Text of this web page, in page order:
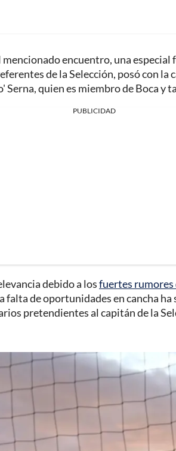
encuentro, una especial
de la Selección, posó con la
quien es miembro de Boca y
PUBLICIDAD
debido a losfuertes rumores
falta de oportunidades en cancha
pretendientes al capitán de la